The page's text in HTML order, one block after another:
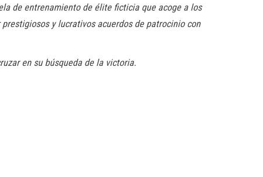
de entrenamiento de élite ficticia que acoge a los
y lucrativos acuerdos de patrocinio con
en su búsqueda de la victoria.